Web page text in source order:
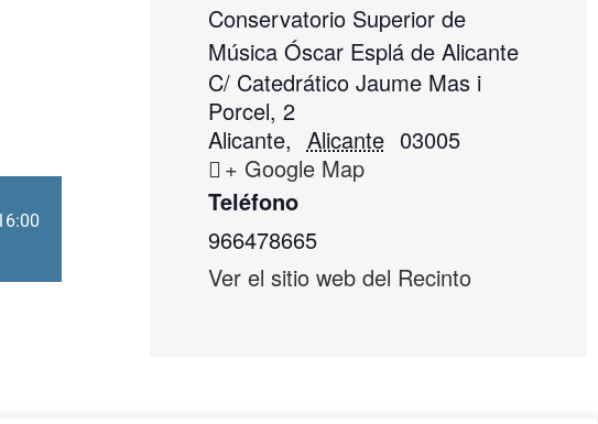
Conservatorio Superior de
Música Óscar Esplá de Alicante
C/ Catedrático Jaume Mas i
Porcel, 2
Alicante, Alicante 03005
+ Google Map
Teléfono
966478665
Ver el sitio web del Recinto